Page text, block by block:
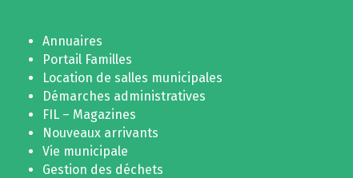
Annuaires
Portail Familles
Location de salles municipales
Démarches administratives
FIL – Magazines
Nouveaux arrivants
Vie municipale
Gestion des déchets